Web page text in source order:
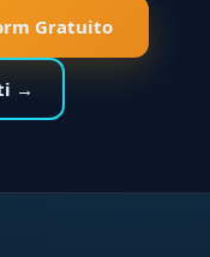
Gratuito
→